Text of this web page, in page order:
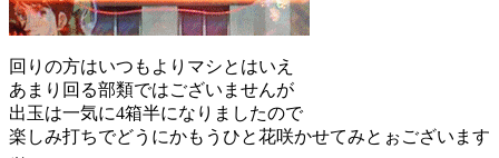
回りの方はいつもよりマシとはいえ
あまり回る部類ではございませんが
出玉は一気に4箱半になりましたので
楽しみ打ちでどうにかもうひと花咲かせてみとぉございます